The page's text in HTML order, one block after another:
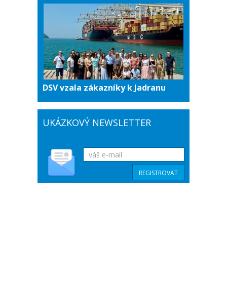
DSV vzala zákazníky k Jadranu
UKÁZKOVÝ NEWSLETTER